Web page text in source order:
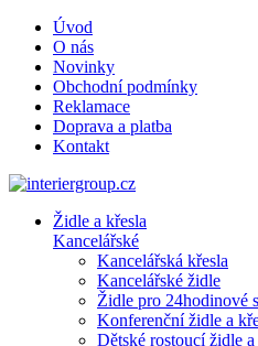
Úvod
O nás
Novinky
Obchodní podmínky
Reklamace
Doprava a platba
Kontakt
Židle a křesla
Kancelářské
Kancelářská křesla
Kancelářské židle
Židle pro 24hodinové
Konferenční židle a
Dětské rostoucí židle